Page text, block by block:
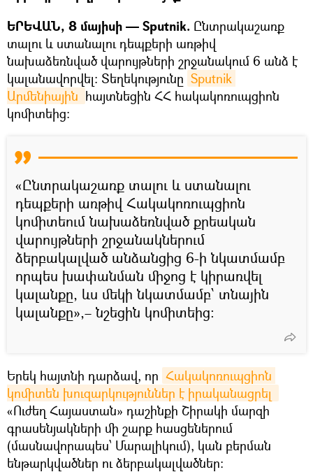
ԵՐԵՎԱՆ, 8 մայիսի — Sputnik. Ընտրակաշառք
տալու և ստանալու դեպքերի առթիվ
նախաձեռնված վարույթների շրջանակում 6 անձ է
կալանավորվել։ Տեղեկությունը Sputnik
Արմենիային հայտնեցին ՀՀ հակակոռուպցիոն
կոմիտեից։
«Ընտրակաշառք տալու և ստանալու
դեպքերի առթիվ Հակակոռուպցիոն
կոմիտեում նախաձեռնված քրեական
վարույթների շրջանակներում
ձերբակալված անձանցից 6-ի նկատմամբ
որպես խափանման միջոց է կիրառվել
կալանքը, ևս մեկի նկատմամբ՝ տնային
կալանքը»,– նշեցին կոմիտեից։
Երեկ հայտնի դարձավ, որ Հակակոռուպցիոն
«Ուժեղ Հայաստան» դաշինքի Շիրակի մարզի
գրասենյակների մի շարք հասցեներում
(մասնավորապես՝ Մարալիկում), կան բերման
ենթարկվածներ ու ձերբակալվածներ։